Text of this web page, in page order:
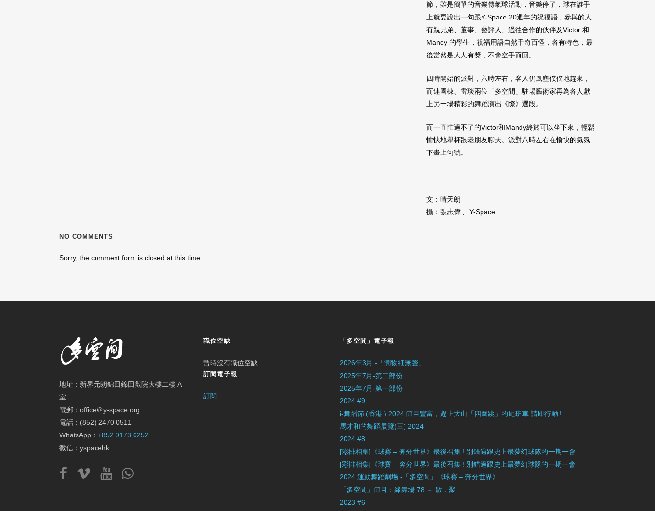
節，雖是簡單的音樂傳氣球活動，音樂停了，球在誰手
上就要說出一句跟Y-Space 20週年的祝福語，參與的人
有親兄弟、董事、藝評人、過往合作的伙伴及Victor 和
Mandy 的學生，祝福用語自然千奇百怪，各有特色，最
後當然是人人有獎，不會空手而回。
四時開始的派對，六時左右，客人仍風塵僕僕地趕來，
而連國棟、雷琰兩位「多空間」駐場藝術家再為各人獻
上另一場精彩的舞蹈演出《際》選段。
而一直忙過不了的Victor和Mandy終於可以坐下來，輕鬆
愉快地舉杯跟老朋友聊天。派對八時左右在愉快的氣氛
下畫上句號。
文：晴天朗
攝：張志偉﹑ Y-Space
NO COMMENTS
Sorry, the comment form is closed at this time.
地址：新界元朗錦田錦田戲院大樓二樓 A
室
電郵：office＠y-space.org
電話：(852) 2470 0511
WhatsApp： +852 9173 6252
微信：yspacehk
職位空缺
暫時沒有職位空缺
訂閱電子報
訂閱
「多空間」電子報
2026年3月 -「潤物細無聲」
2025年7月-第二部份
2025年7月-第一部份
2024 #9
i-舞蹈節 (香港 ) 2024 節目豐富，趕上大山「四圍跳」的尾班車 請即行動!!
馬才和的舞蹈展覽(三) 2024
2024 #8
[彩排相集]《球賽 – 奔分世界》最後召集 ! 別錯過跟史上最夢幻球隊的一期一會
[彩排相集]《球賽 – 奔分世界》最後召集 ! 別錯過跟史上最夢幻球隊的一期一會
2024 運動舞蹈劇場 -「多空間」《球賽 – 奔分世界》
「多空間」節目：緣舞場 78 － 散．聚
2023 #6